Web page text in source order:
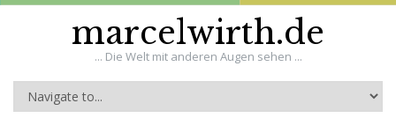
marcelwirth.de
... Die Welt mit anderen Augen sehen ...